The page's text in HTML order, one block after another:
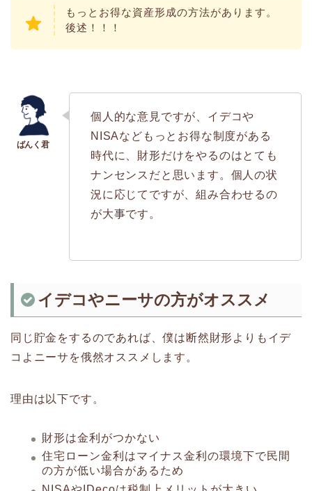
もっとお得な資産形成の方法があります。
後述！！！
個人的な意見ですが、イデコや
NISAなどもっとお得な制度がある
時代に、財形だけをやるのはとても
ナンセンスだと思います。個人の状
況に応じてですが、組み合わせるの
が大事です。
イデコやニーサの方がオススメ
同じ貯金をするのであれば、僕は断然財形よりもイデ
コよニーサを俄然オススメします。
理由は以下です。
財形は金利がつかない
住宅ローン金利はマイナス金利の環境下で民間
の方が低い場合があるため